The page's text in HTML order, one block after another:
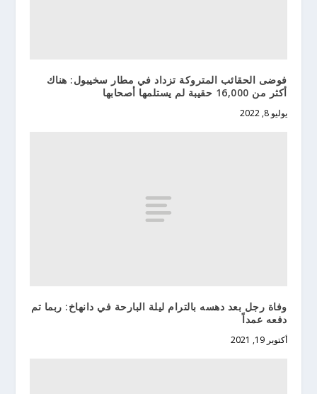
فوضى الحقائب المتروكة تزداد في مطار سخيبول: هناك
أكثر من 16,000 حقيبة لم يستلمها أصحابها
يوليو 8, 2022
وفاة رجل بعد دهسه بالترام ليلة البارحة في دانهاخ: ربما تم
دفعه عمداً
أكتوبر 19, 2021